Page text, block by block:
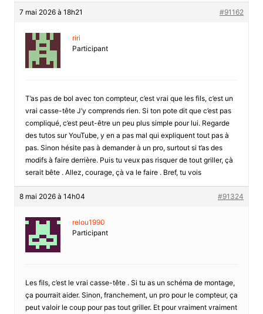
7 mai 2026 à 18h21 #91162
riri
Participant
T’as pas de bol avec ton compteur, c’est vrai que les fils, c’est un
vrai casse-tête J’y comprends rien. Si ton pote dit que c’est pas
compliqué, c’est peut-être un peu plus simple pour lui. Regarde
des tutos sur YouTube, y en a pas mal qui expliquent tout pas à
pas. Sinon hésite pas à demander à un pro, surtout si t’as des
modifs à faire derrière. Puis tu veux pas risquer de tout griller, çà
serait bête . Allez, courage, çà va le faire . Bref, tu vois
8 mai 2026 à 14h04 #91324
relou1990
Participant
Les fils, c’est le vrai casse-tête . Si tu as un schéma de montage,
ça pourrait aider. Sinon, franchement, un pro pour le compteur, ça
peut valoir le coup pour pas tout griller. Et pour vraiment vraiment